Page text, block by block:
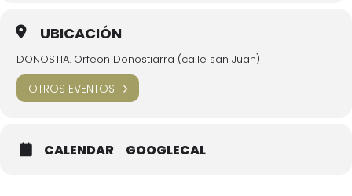
UBICACIÓN
DONOSTIA. Orfeon Donostiarra (calle san Juan)
OTROS EVENTOS
CALENDAR GOOGLECAL